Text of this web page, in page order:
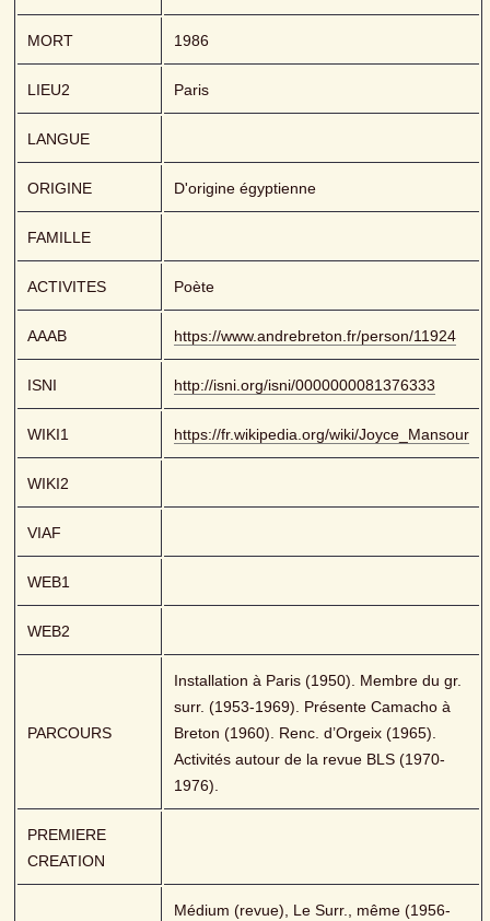
MORT 1986
LIEU2 Paris
LANGUE
ORIGINE D'origine égyptienne
FAMILLE
ACTIVITES Poète
AAAB https://www.andrebreton.fr/person/11924
ISNI http://isni.org/isni/0000000081376333
WIKI1 https://fr.wikipedia.org/wiki/Joyce_Mansour
WIKI2
VIAF
WEB1
WEB2
PARCOURS
Installation à Paris (1950). Membre du gr.
surr. (1953-1969). Présente Camacho à
Breton (1960). Renc. d’Orgeix (1965).
Activités autour de la revue BLS (1970-
1976).
PREMIERE
CREATION
Médium (revue), Le Surr., même (1956-